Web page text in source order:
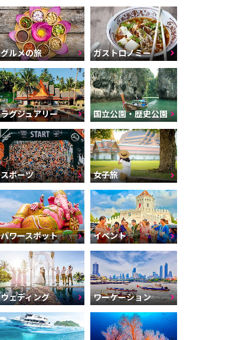
グルメの旅 ガストロノミー
ラグジュアリー 国立公園・歴史公園
スポーツ 女子旅
パワースポット イベント
ウェディング ワーケーション